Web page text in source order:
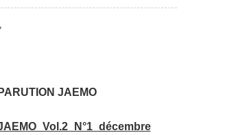
PARUTION JAEMO